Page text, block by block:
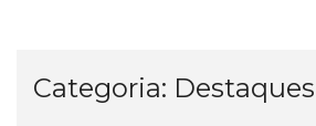
Categoria: Destaques